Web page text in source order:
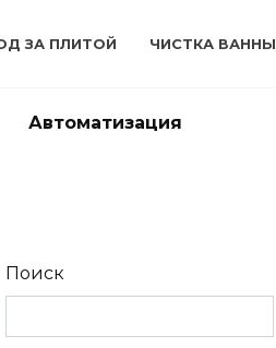
ЗА ПЛИТОЙ ЧИСТКА ВАННЫ
Автоматизация
Поиск